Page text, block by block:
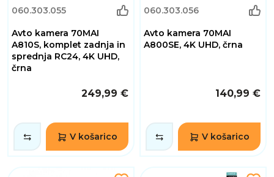
060.303.055
Avto kamera 70MAI
A810S, komplet zadnja in
sprednja RC24, 4K UHD,
črna
249,99 €
V košarico
060.303.056
Avto kamera 70MAI
A800SE, 4K UHD, črna
140,99 €
V košarico